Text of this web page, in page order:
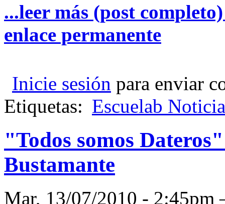
...leer más (post
enlace permanente
Inicie sesión para enviar
Etiquetas: Escuelab
"Todos somos
Bustamante
Mar, 13/07/2010 -